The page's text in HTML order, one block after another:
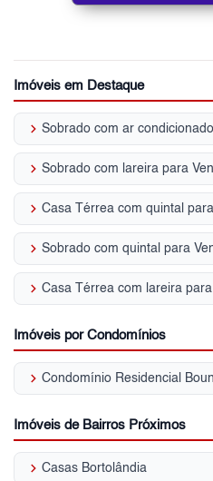
Imóveis em Destaque
keyboard_arrow_right
keyboard_arrow_right
keyboard_arrow_right
keyboard_arrow_right
keyboard_arrow_right
Imóveis por Condomínios
keyboard_arrow_right
Imóveis de Bairros Próximos
keyboard_arrow_right Casas Bortolândia